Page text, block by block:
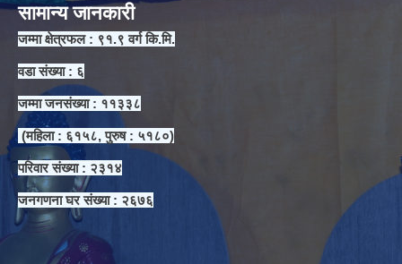
सामान्य जानकारी
जम्मा क्षेत्रफल : ९१.९ वर्ग कि.मि.
वडा संख्या : ६
जम्मा जनसंख्या : ११३३८
(महिला : ६१५८, पुरुष : ५१८०)
परिवार संख्या : २३१४
जनगणना घर संख्या : २६७६